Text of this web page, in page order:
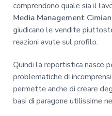
comprendono quale sia il
Media Management
giudicano le vendite
reazioni avute sul profilo.
Quindi la reportistica nasce
problematiche di
permette anche di creare
basi di paragone utilissime